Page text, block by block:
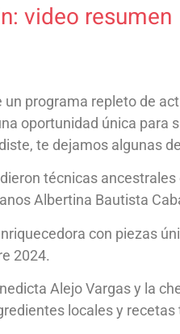
video resumen
programa repleto de
oportunidad única para
te dejamos algunas
técnicas
Albertina Bautista
con piezas
2024.
Alejo Vargas y la
locales y recetas